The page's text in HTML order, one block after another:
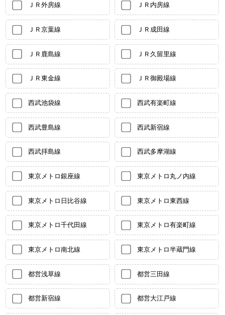
ＪＲ外房線 ＪＲ内房線
ＪＲ京葉線 ＪＲ成田線
ＪＲ鹿島線 ＪＲ久留里線
ＪＲ東金線 ＪＲ御殿場線
西武池袋線 西武有楽町線
西武豊島線 西武新宿線
西武拝島線 西武多摩湖線
東京メトロ銀座線 東京メトロ丸ノ内線
東京メトロ日比谷線 東京メトロ東西線
東京メトロ千代田線 東京メトロ有楽町線
東京メトロ南北線 東京メトロ半蔵門線
都営浅草線 都営三田線
都営新宿線 都営大江戸線